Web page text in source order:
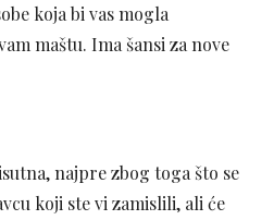
koja bi vas mogla
maštu. Ima šansi za nove
najpre zbog toga što se
koji ste vi zamislili, ali će